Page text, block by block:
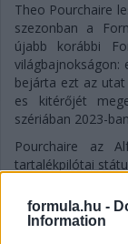
formula.hu -
Information
Theo Pourchaire
szezonban a
újabb korábbi
világbajnokságon:
bejárta ezt az
es kitérőjét
szériában 2023-
Pourchaire az
tartalékpilótai
McLarennél,
az ELMS-ben